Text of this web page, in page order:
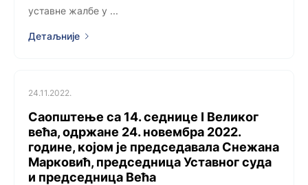
уставне жалбе у ...
Детаљније
24.11.2022.
Саопштење са 14. седницe I Великог
већа, одржанe 24. новембра 2022.
године, којoм је председавала Снежана
Марковић, председница Уставног суда
и председница Већа